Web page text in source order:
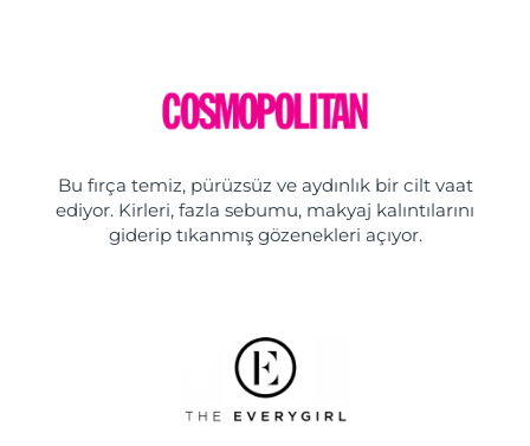
Bu fırça temiz, pürüzsüz ve aydınlık bir cilt vaat
ediyor. Kirleri, fazla sebumu, makyaj kalıntılarını
giderip tıkanmış gözenekleri açıyor.